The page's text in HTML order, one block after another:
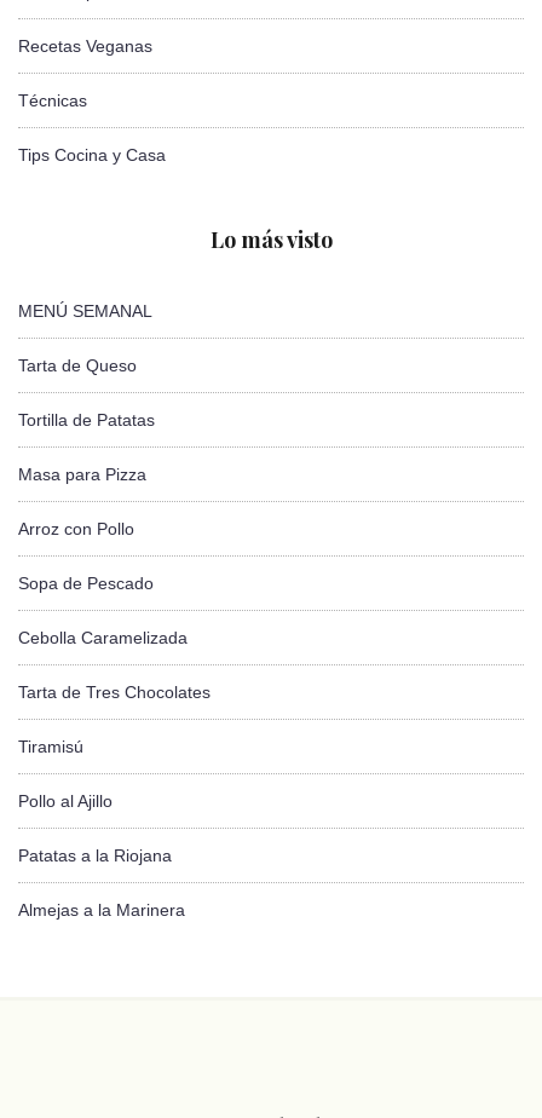
Recetas Veganas
Técnicas
Tips Cocina y Casa
Lo más visto
MENÚ SEMANAL
Tarta de Queso
Tortilla de Patatas
Masa para Pizza
Arroz con Pollo
Sopa de Pescado
Cebolla Caramelizada
Tarta de Tres Chocolates
Tiramisú
Pollo al Ajillo
Patatas a la Riojana
Almejas a la Marinera